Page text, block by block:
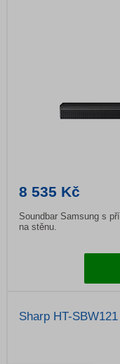
8 535 Kč
Soundbar Samsung s
na stěnu.
Sharp HT-SBW121